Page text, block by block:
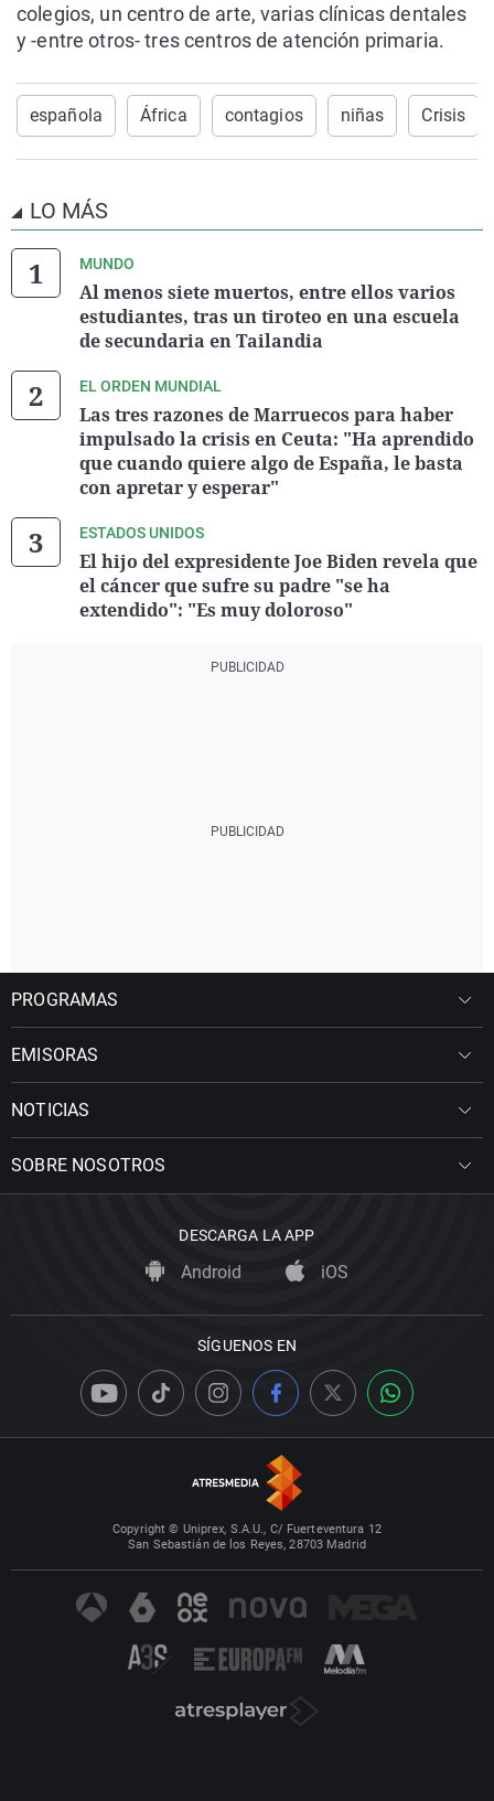
colegios, un centro de arte, varias clínicas dentales
y -entre otros- tres centros de atención primaria.
española África contagios niñas Crisis
LO MÁS
MUNDO
Al menos siete muertos, entre ellos varios
estudiantes, tras un tiroteo en una escuela
de secundaria en Tailandia
EL ORDEN MUNDIAL
Las tres razones de Marruecos para haber
impulsado la crisis en Ceuta: "Ha aprendido
que cuando quiere algo de España, le basta
con apretar y esperar"
ESTADOS UNIDOS
El hijo del expresidente Joe Biden revela que
el cáncer que sufre su padre "se ha
extendido": "Es muy doloroso"
PROGRAMAS
EMISORAS
NOTICIAS
SOBRE NOSOTROS
DESCARGA LA APP
Android iOS
SÍGUENOS EN
Copyright © Uniprex, S.A.U., C/ Fuerteventura 12
San Sebastián de los Reyes, 28703 Madrid